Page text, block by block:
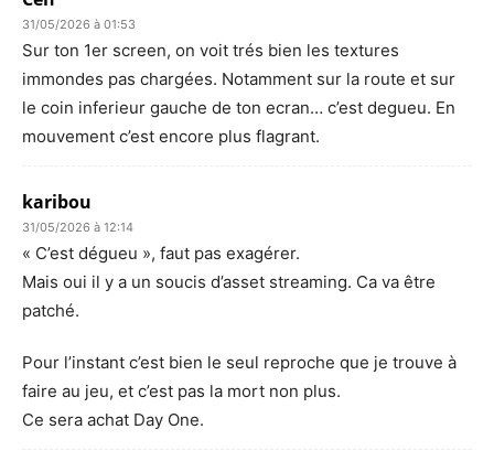
31/05/2026 à 01:53
Sur ton 1er screen, on voit trés bien les textures
immondes pas chargées. Notamment sur la route et sur
le coin inferieur gauche de ton ecran… c’est degueu. En
mouvement c’est encore plus flagrant.
karibou
31/05/2026 à 12:14
« C’est dégueu », faut pas exagérer.
Mais oui il y a un soucis d’asset streaming. Ca va être
patché.
Pour l’instant c’est bien le seul reproche que je trouve à
faire au jeu, et c’est pas la mort non plus.
Ce sera achat Day One.